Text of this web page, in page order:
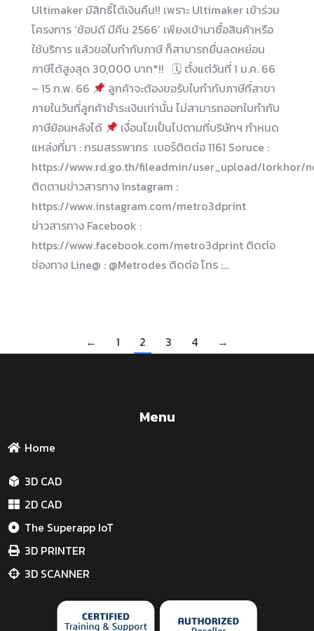
Ultimaker มีสิทธิ์ได้เงินคืน!! เพราะ Ultimaker เข้าร่วม
โครงการ ‘ช้อปดี มีคืน 2566’ เพียงเข้ามาซื้อสินค้าหรือ
ใช้บริการ แล้วขอใบกำกับภาษี ก็สามารถยื่นลดหย่อน
ภาษีได้สูงสุด 30,000 บาท*!! 🗓 ตั้งแต่วันที่ 1 ม.ค. 66
– 15 ก.พ. 66
ลูกค้าจะต้องขอรับใบกำกับภาษีที่สาขา
ภายในวันที่ลูกค้าชำระเงินเท่านั้น ไม่สามารถออกใบกำกับ
ภาษีย้อนหลังได้
เงื่อนไขเป็นไปตามที่บริษัทฯ กำหนด
แหล่งที่มา : กรมสรรพากร เบอร์ติดต่อ 1161 Soruce :
https://www.rd.go.th/fileadmin/user_upload/lorkhor/
ติดตามข่าวสารทาง Instagram :
https://www.instagram.com/metro3dprint
ข่าวสารทาง Facebook :
https://www.facebook.com/metro3dprint ติดต่อ
ช่องทาง Line@ : @Metrodes ติดต่อ โทร :…
← 1 2 3 4 →
Menu
Home
3D CAD
2D CAD
The Superapp IoT
3D PRINTER
3D SCANNER